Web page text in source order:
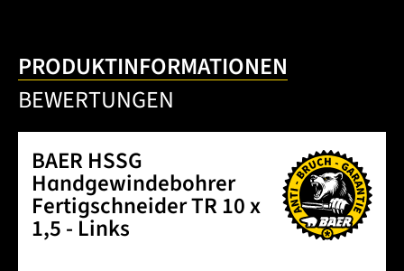
PRODUKTINFORMATIONEN
BEWERTUNGEN
BAER HSSG
Handgewindebohrer
Fertigschneider TR 10 x
1,5 - Links